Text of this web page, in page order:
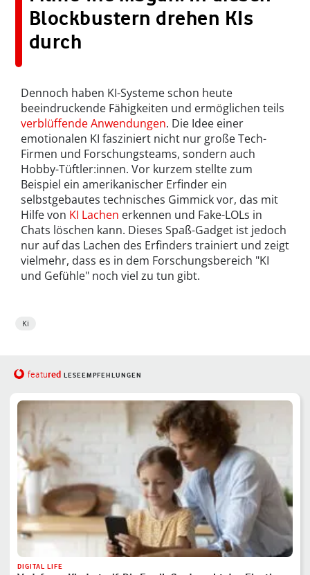
Blockbustern drehen KIs
durch
Dennoch haben KI-Systeme schon heute
beeindruckende Fähigkeiten und ermöglichen teils
verblüffende Anwendungen. Die Idee einer
emotionalen KI fasziniert nicht nur große Tech-
Firmen und Forschungsteams, sondern auch
Hobby-Tüftler:innen. Vor kurzem stellte zum
Beispiel ein amerikanischer Erfinder ein
selbstgebautes technisches Gimmick vor, das mit
Hilfe von KI Lachen erkennen und Fake-LOLs in
Chats löschen kann. Dieses Spaß-Gadget ist jedoch
nur auf das Lachen des Erfinders trainiert und zeigt
vielmehr, dass es in dem Forschungsbereich "KI
und Gefühle" noch viel zu tun gibt.
Ki
featured LESEEMPFEHLUNGEN
DIGITAL LIFE